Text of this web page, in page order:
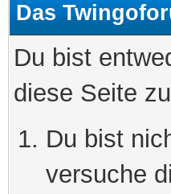
Das
Du bist
diese Seite
Du bist
versuche